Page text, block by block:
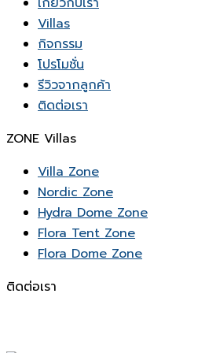
Villas
กิจกรรม
โปรโมชั่น
รีวิวจากลูกค้า
ติดต่อเรา
ZONE Villas
Villa Zone
Nordic Zone
Hydra Dome Zone
Flora Tent Zone
Flora Dome Zone
ติดต่อเรา